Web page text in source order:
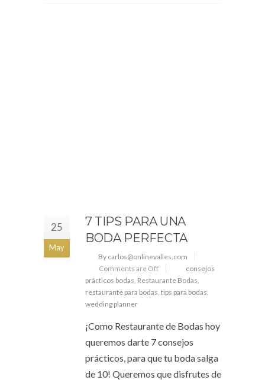
25
May
7 TIPS PARA UNA
BODA PERFECTA
By carlos@onlinevalles.com
Comments are Off
consejos
prácticos bodas, Restaurante Bodas,
restaurante para bodas, tips para bodas,
wedding planner
¡Como Restaurante de Bodas hoy
queremos darte 7 consejos
prácticos, para que tu boda salga
de 10! Queremos que disfrutes de